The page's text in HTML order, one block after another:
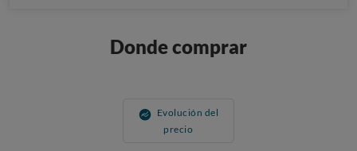
Donde comprar
Evolución del
precio